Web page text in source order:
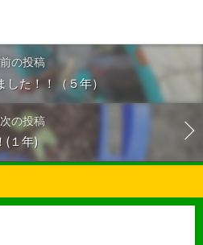
前の投稿
た！！（５年）
次の投稿
(１年)